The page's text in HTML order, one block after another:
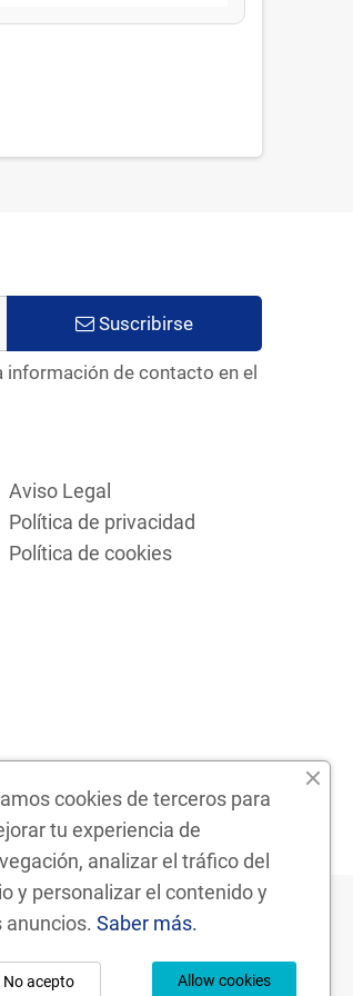
Suscribirse
información de contacto en el
Aviso Legal
Política de privacidad
Política de cookies
cookies de terceros para
tu experiencia de
analizar el tráfico del
y personalizar el contenido y
anuncios. Saber más.
Allow cookies
No acepto